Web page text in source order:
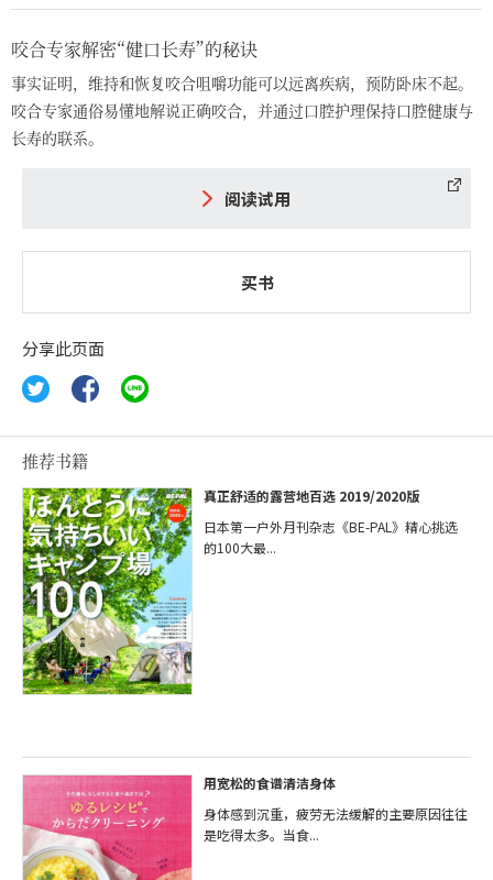
咬合专家解密“健口长寿”的秘诀
事实证明，维持和恢复咬合咀嚼功能可以远离疾病，预防卧床不起。
咬合专家通俗易懂地解说正确咬合，并通过口腔护理保持口腔健康与
长寿的联系。
阅读试用
买书
分享此页面
推荐书籍
真正舒适的露营地百选 2019/2020版
日本第一户外月刊杂志《BE-PAL》精心挑选
的100大最...
用宽松的食谱清洁身体
身体感到沉重，疲劳无法缓解的主要原因往往
是吃得太多。当食...